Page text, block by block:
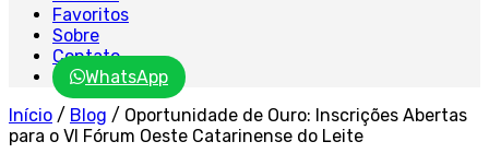
Favoritos
Sobre
Contato
WhatsApp
Início / Blog / Oportunidade de Ouro: Inscrições Abertas
para o VI Fórum Oeste Catarinense do Leite